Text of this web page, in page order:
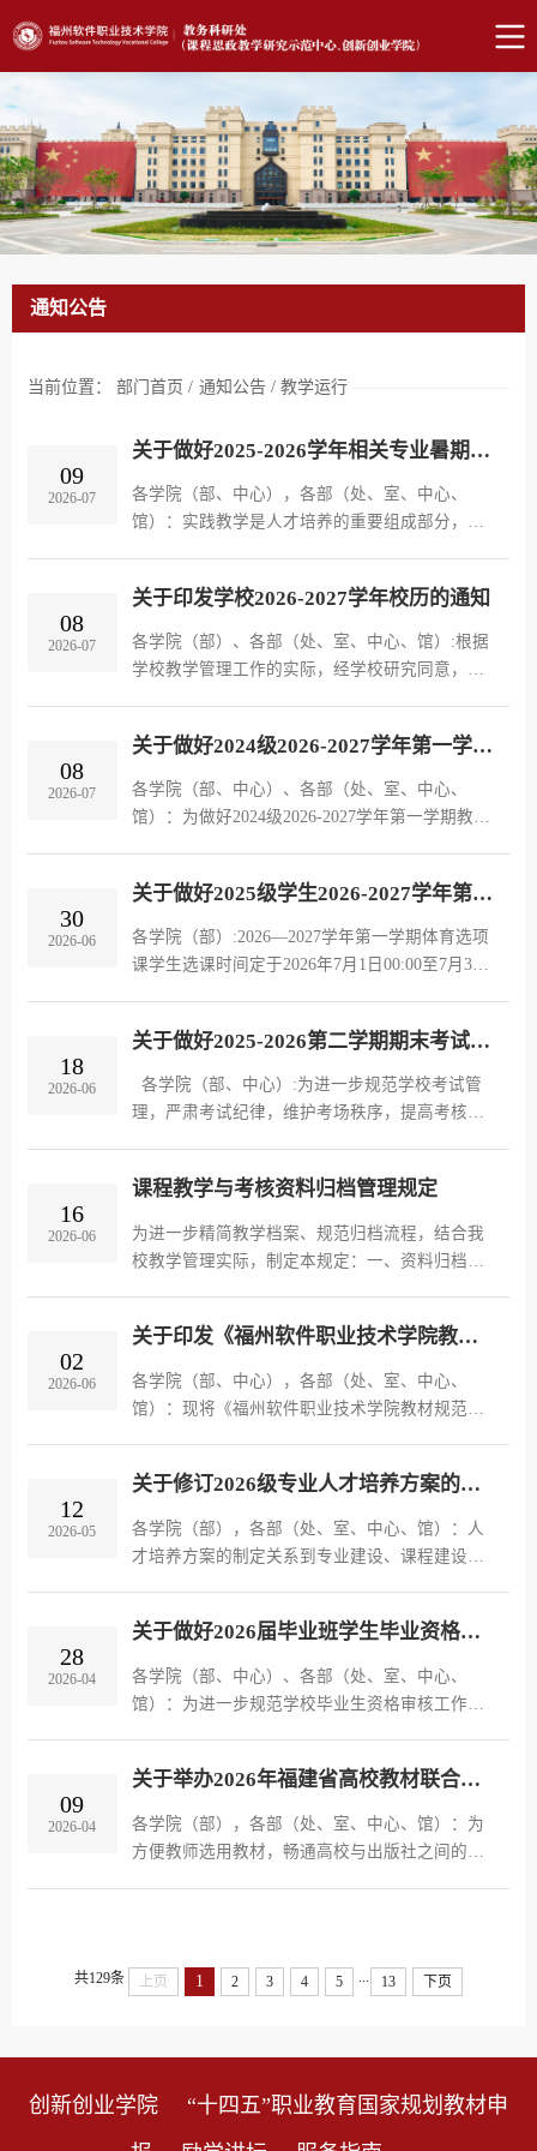
通知公告
当前位置： 部门首页 / 通知公告 / 教学运行
09
2026-07
关于做好2025-2026学年相关专业暑期“小学期”教学工作的通知
各学院（部、中心），各部（处、室、中心、
馆）：实践教学是人才培养的重要组成部分，是
期”期间相关安排通知如下：一...
08
2026-07
关于印发学校2026-2027学年校历的通知
各学院（部）、各部（处、室、中心、馆）:根据
学校教学管理工作的实际，经学校研究同意，现
院 2026年7月8日
08
2026-07
关于做好2024级2026-2027学年第一学期教学安排的通知
各学院（部、中心）、各部（处、室、中心、
馆）：为做好2024级2026-2027学年第一学期教学
1.为加强人工智能实战教学，2024...
30
2026-06
关于做好2025级学生2026-2027学年第一学期体育选项课的通知
各学院（部）:2026—2027学年第一学期体育选项
课学生选课时间定于2026年7月1日00:00至7月3日
对象本次体育选项课对象为20...
18
2026-06
关于做好2025-2026第二学期期末考试 相关工作的通知
各学院（部、中心）:为进一步规范学校考试管
理，严肃考试纪律，维护考场秩序，提高考核质
神，各学院（部）应加强对期末...
16
2026-06
课程教学与考核资料归档管理规定
为进一步精简教学档案、规范归档流程，结合我
校教学管理实际，制定本规定：一、资料归档要
标准、授课计划由教研室统一制...
02
2026-06
关于印发《福州软件职业技术学院教材规范管理专项行动实施方案》的通知
各学院（部、中心），各部（处、室、中心、
馆）：现将《福州软件职业技术学院教材规范管
12
2026-05
关于修订2026级专业人才培养方案的原则意见
各学院（部），各部（处、室、中心、馆）：人
才培养方案的制定关系到专业建设、课程建设以
际，现就2026级培养方案的修订...
28
2026-04
关于做好2026届毕业班学生毕业资格审核的通知
各学院（部、中心）、各部（处、室、中心、
馆）：为进一步规范学校毕业生资格审核工作，
2026届毕业生资格审核及2024届、202...
09
2026-04
关于举办2026年福建省高校教材联合巡展的通知
各学院（部），各部（处、室、中心、馆）：为
方便教师选用教材，畅通高校与出版社之间的沟
共129条 上页 1 2 3 4 5 13 下页
创新创业学院
“十四五”职业教育国家规划教材申